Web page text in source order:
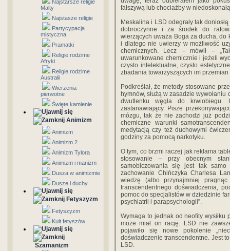
Najstarsze religie
Malty
Najstasze religie
Partycypacja
mistyczna
Pramatki
Religie rodzime
Afryki
Religie rodzime
Australii
Wierzenia
pierwotne
Święte kamienie
Animizm
Animizm
Animizm 2
Animizm Tylora
Animizm i manizm
Dusza w animizmie
Dusze i duchy
Fetyszyzm
Fetyszyzm
Kult fetyszów
Szamanizm
fałszywą lub chociażby w
Meskalina i LSD odegrały tak
dobroczynne i za środek do
wierzących uważa Boga za ducha,
i dlatego nie uwierzy w możliwość
chemicznych. Lecz – mówił –
uwarunkowane chemicznie i jeżeli
czysto intelektualne, czysto
zbadania towarzyszących im przemian
Podkreślał, że metody stosowane
hymnów, służą w zasadzie
dwutlenku węgla do
zastanawiający. Pisze
mózgu, tak że nie zachodzi już
chemiczne warunki
medytacją czy też duchowymi
godziny za pomocą narkotyku.
O tym, co brzmi raczej jak reklama
stosowanie – przy obecnym
samobiczowania się jest tak
zachowanie Chińczyka Charlesa
wiedzę (albo przynajmniej
transcendentnego doświadczenia,
pomoc do specjalistów w dziedzinie
psychiatrii i parapsychologii”.
Wymaga to jednak od neofity wysiłku
może miał on rację. LSD nie
pojawiło się nowe pokolenie
doświadczenie transcendentne. Jest
LSD.